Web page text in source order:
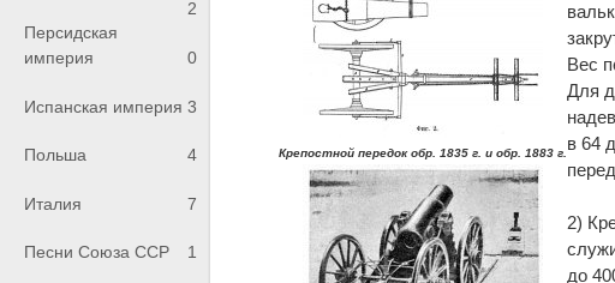
2
Персидская
империя
0
Испанская империя 3
Польша 4
Италия 7
Песни Союза ССР 1
Крепостной передок обр. 1835 г. и обр. 1883 г.
Вес
Для
в 64
2)
до